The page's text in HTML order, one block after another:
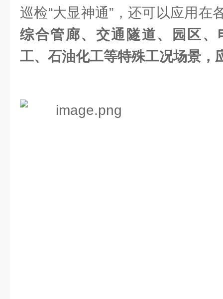
巡检“大显神通”，还可以应用在
综合管廊、交通隧道、园区、
工、石油化工等特殊工况场景，